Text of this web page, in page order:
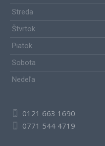
Streda
Štvrtok
Piatok
Sobota
Nedeľa
0121 663 1690
0771 544 4719